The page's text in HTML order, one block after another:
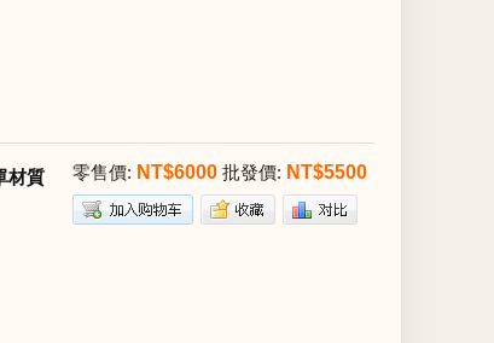
材質
零售價: NT$6000 批發價: NT$5500